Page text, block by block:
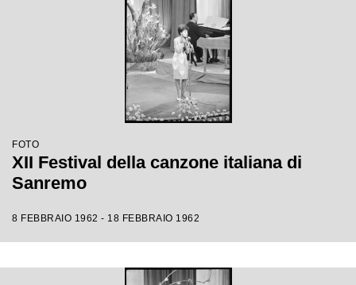
FOTO
XII Festival della canzone italiana di
Sanremo
8 FEBBRAIO 1962 - 18 FEBBRAIO 1962